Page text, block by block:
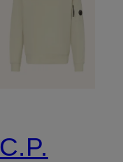
C.P.